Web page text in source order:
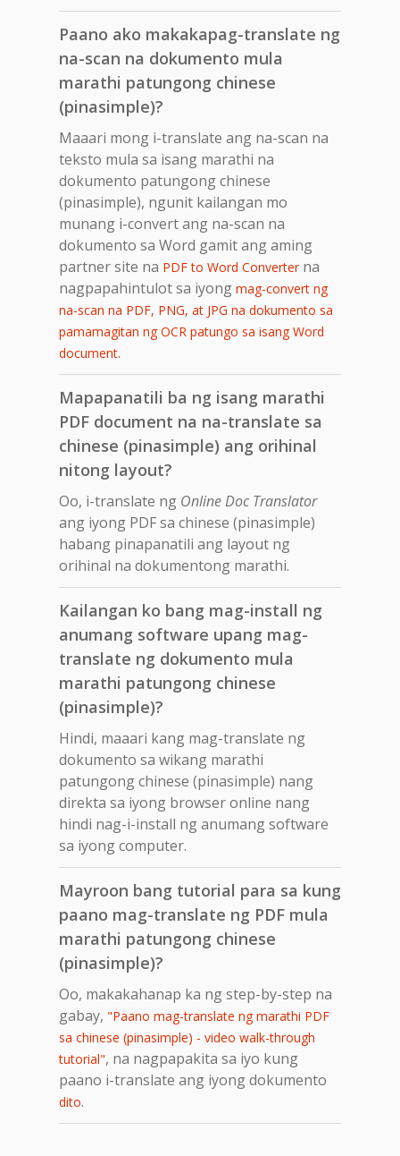
Paano ako makakapag-translate ng
na-scan na dokumento mula
marathi patungong chinese
(pinasimple)?
Maaari mong i-translate ang na-scan na
teksto mula sa isang marathi na
dokumento patungong chinese
(pinasimple), ngunit kailangan mo
munang i-convert ang na-scan na
dokumento sa Word gamit ang aming
partner site na PDF to Word Converterna
nagpapahintulot sa iyong mag-convert ng
na-scan na PDF, PNG, at JPG na dokumento sa
pamamagitan ng OCR patungo sa isang Word
document.
Mapapanatili ba ng isang marathi
PDF document na na-translate sa
chinese (pinasimple) ang orihinal
nitong layout?
Oo, i-translate ng Online Doc Translator
ang iyong PDF sa chinese (pinasimple)
habang pinapanatili ang layout ng
orihinal na dokumentong marathi.
Kailangan ko bang mag-install ng
anumang software upang mag-
translate ng dokumento mula
marathi patungong chinese
(pinasimple)?
Hindi, maaari kang mag-translate ng
dokumento sa wikang marathi
patungong chinese (pinasimple) nang
direkta sa iyong browser online nang
hindi nag-i-install ng anumang software
sa iyong computer.
Mayroon bang tutorial para sa kung
paano mag-translate ng PDF mula
marathi patungong chinese
(pinasimple)?
Oo, makakahanap ka ng step-by-step na
gabay, "Paano mag-translate ng marathi PDF
sa chinese (pinasimple) - video walk-through
tutorial", na nagpapakita sa iyo kung
paano i-translate ang iyong dokumento
dito.